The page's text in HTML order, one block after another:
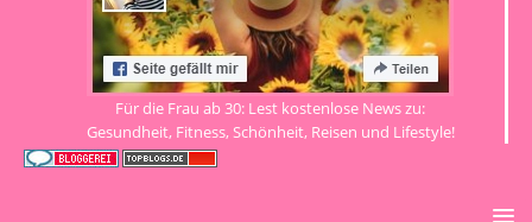
Für die Frau ab 30: Lest kostenlose News zu:
Gesundheit, Fitness, Schönheit, Reisen und Lifestyle!